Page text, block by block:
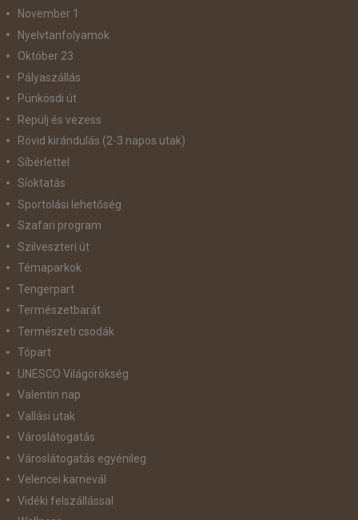
November 1
Nyelvtanfolyamok
Október 23
Pályaszállás
Pünkösdi út
Repülj és vezess
Rövid kirándulás (2-3 napos utak)
Síbérlettel
Síoktatás
Sportolási lehetőség
Szafari program
Szilveszteri út
Témaparkok
Tengerpart
Természetbarát
Természeti csodák
Tópart
UNESCO Világörökség
Valentin nap
Vallási utak
Városlátogatás
Városlátogatás egyénileg
Velencei karnevál
Vidéki felszállással